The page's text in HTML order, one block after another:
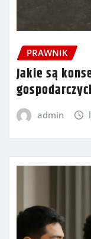
PRAWNIK
Jakie są
admin